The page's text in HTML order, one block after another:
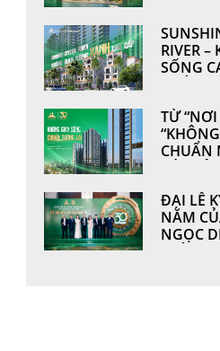
RIVER –
SỐNG
VỮNG
TỪ
CHUẨN
ĐẠI LỄ
NĂM
NGỌC